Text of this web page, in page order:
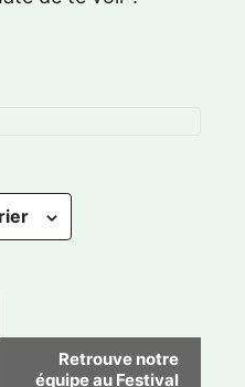
Retrouve notre
équipe au Festival